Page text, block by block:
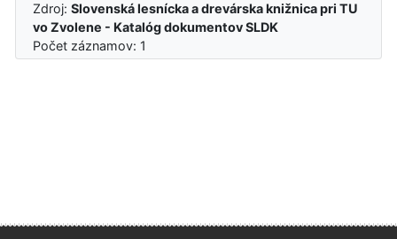
Zdroj:Slovenská lesnícka a drevárska knižnica pri TU
vo Zvolene - Katalóg dokumentov SLDK
Počet záznamov: 1